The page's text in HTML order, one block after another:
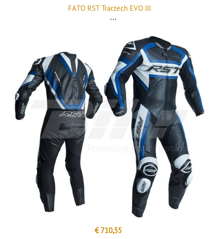
FATO RST Tractech EVO III
€ 710,55